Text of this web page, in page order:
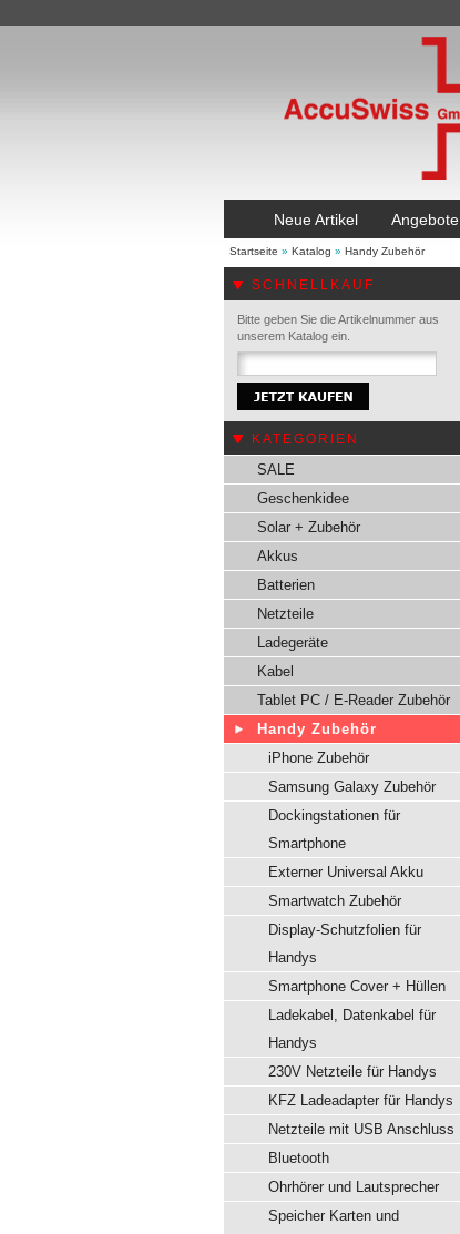
Neue Artikel Angebote
Startseite » Katalog » Handy Zubehör
SCHNELLKAUF
Bitte geben Sie die Artikelnummer aus
unserem Katalog ein.
KATEGORIEN
SALE
Geschenkidee
Solar + Zubehör
Akkus
Batterien
Netzteile
Ladegeräte
Kabel
Tablet PC / E-Reader Zubehör
Handy Zubehör
iPhone Zubehör
Samsung Galaxy Zubehör
Dockingstationen für
Smartphone
Externer Universal Akku
Smartwatch Zubehör
Display-Schutzfolien für
Handys
Smartphone Cover + Hüllen
Ladekabel, Datenkabel für
Handys
230V Netzteile für Handys
KFZ Ladeadapter für Handys
Netzteile mit USB Anschluss
Bluetooth
Ohrhörer und Lautsprecher
Speicher Karten und